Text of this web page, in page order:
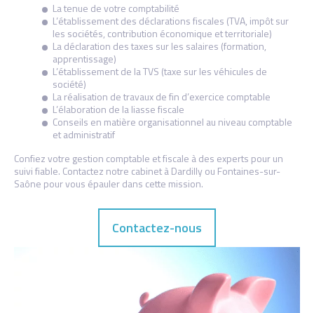
La tenue de votre comptabilité
L’établissement des déclarations fiscales (TVA, impôt sur
les sociétés, contribution économique et territoriale)
La déclaration des taxes sur les salaires (formation,
apprentissage)
L’établissement de la TVS (taxe sur les véhicules de
société)
La réalisation de travaux de fin d’exercice comptable
L’élaboration de la liasse fiscale
Conseils en matière organisationnel au niveau comptable
et administratif
Confiez votre gestion comptable et fiscale à des experts pour un
suivi fiable. Contactez notre cabinet à Dardilly ou Fontaines-sur-
Saône pour vous épauler dans cette mission.
Contactez-nous